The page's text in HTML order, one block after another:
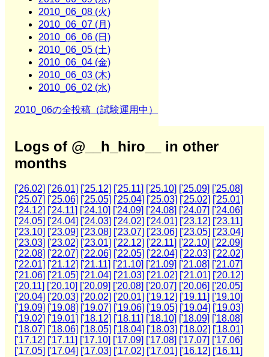
2010_06_08 (火)
2010_06_07 (月)
2010_06_06 (日)
2010_06_05 (土)
2010_06_04 (金)
2010_06_03 (木)
2010_06_02 (水)
2010_06の全投稿（試験運用中）
Logs of @__h_hiro__ in other
months
['26.02] ['26.01] ['25.12] ['25.11] ['25.10] ['25.09] ['25.08]
['25.07] ['25.06] ['25.05] ['25.04] ['25.03] ['25.02] ['25.01]
['24.12] ['24.11] ['24.10] ['24.09] ['24.08] ['24.07] ['24.06]
['24.05] ['24.04] ['24.03] ['24.02] ['24.01] ['23.12] ['23.11]
['23.10] ['23.09] ['23.08] ['23.07] ['23.06] ['23.05] ['23.04]
['23.03] ['23.02] ['23.01] ['22.12] ['22.11] ['22.10] ['22.09]
['22.08] ['22.07] ['22.06] ['22.05] ['22.04] ['22.03] ['22.02]
['22.01] ['21.12] ['21.11] ['21.10] ['21.09] ['21.08] ['21.07]
['21.06] ['21.05] ['21.04] ['21.03] ['21.02] ['21.01] ['20.12]
['20.11] ['20.10] ['20.09] ['20.08] ['20.07] ['20.06] ['20.05]
['20.04] ['20.03] ['20.02] ['20.01] ['19.12] ['19.11] ['19.10]
['19.09] ['19.08] ['19.07] ['19.06] ['19.05] ['19.04] ['19.03]
['19.02] ['19.01] ['18.12] ['18.11] ['18.10] ['18.09] ['18.08]
['18.07] ['18.06] ['18.05] ['18.04] ['18.03] ['18.02] ['18.01]
['17.12] ['17.11] ['17.10] ['17.09] ['17.08] ['17.07] ['17.06]
['17.05] ['17.04] ['17.03] ['17.02] ['17.01] ['16.12] ['16.11]